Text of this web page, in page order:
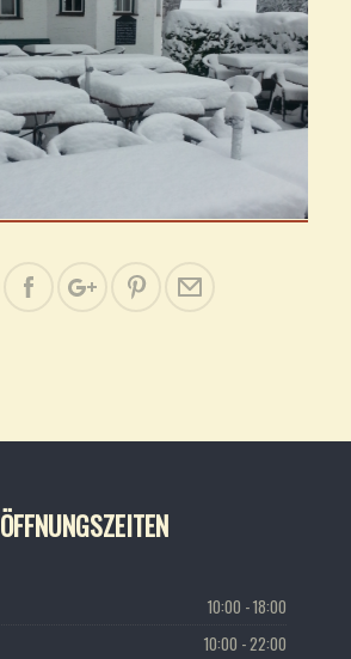
ÖFFNUNGSZEITEN
10:00 - 18:00
10:00 - 22:00